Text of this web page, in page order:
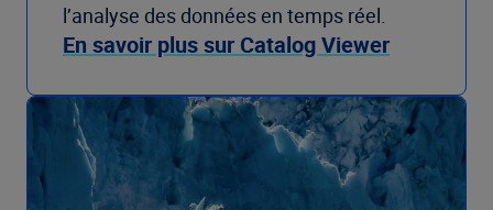
l’analyse des données en temps réel.
En savoir plus sur Catalog Viewer